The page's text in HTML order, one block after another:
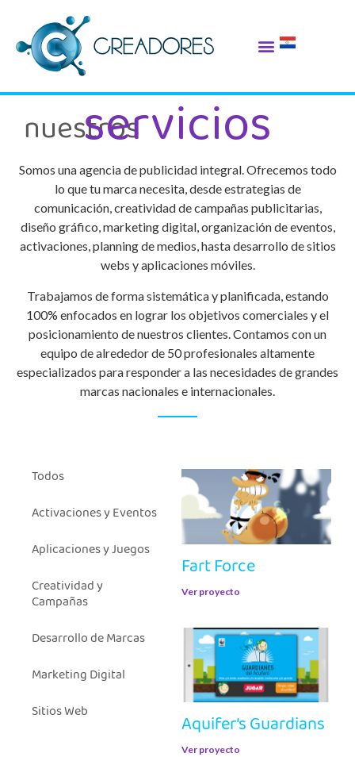
nuestrosservicios
Somos una agencia de publicidad integral. Ofrecemos todo
lo que tu marca necesita, desde estrategias de
comunicación, creatividad de campañas publicitarias,
diseño gráfico, marketing digital, organización de eventos,
activaciones, planning de medios, hasta desarrollo de sitios
webs y aplicaciones móviles.
Trabajamos de forma sistemática y planificada, estando
100% enfocados en lograr los objetivos comerciales y el
posicionamiento de nuestros clientes. Contamos con un
equipo de alrededor de 50 profesionales altamente
especializados para responder a las necesidades de grandes
marcas nacionales e internacionales.
Todos
Activaciones y Eventos
Aplicaciones y Juegos
Creatividad y
Campañas
Desarrollo de Marcas
Marketing Digital
Sitios Web
Fart Force
Ver proyecto
Aquifer’s Guardians
Ver proyecto